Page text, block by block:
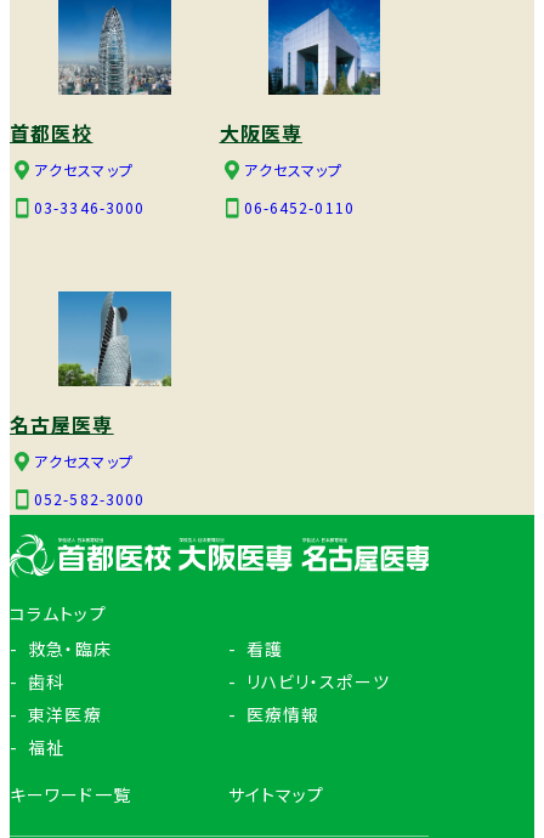
首都医校
アクセスマップ
03-3346-3000
大阪医専
アクセスマップ
06-6452-0110
名古屋医専
アクセスマップ
052-582-3000
コラムトップ
救急・臨床
看護
歯科
リハビリ・スポーツ
東洋医療
医療情報
福祉
キーワード一覧
サイトマップ